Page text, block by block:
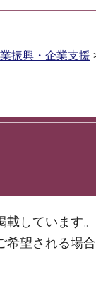
振興・企業支援
しています。
望される場